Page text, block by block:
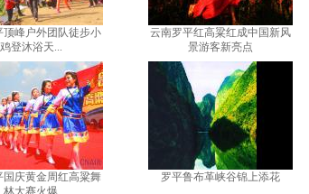
顶峰户外团队徒步小
鸡登沐浴天...
国庆黄金周红高粱舞
林大赛火爆
云南罗平红高粱红成中国新风
景游客新亮点
罗平鲁布革峡谷锦上添花